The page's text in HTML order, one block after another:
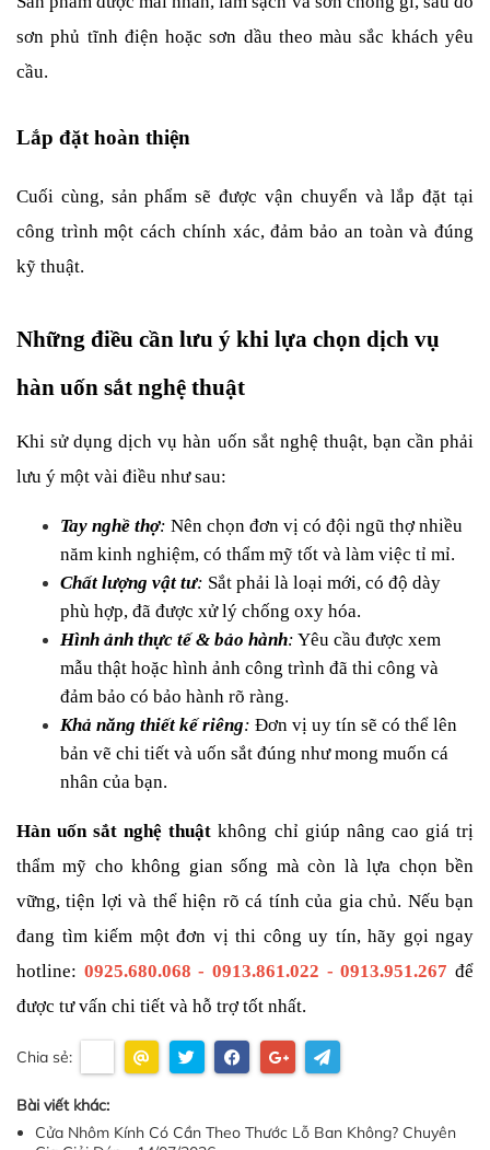
sơn phủ tĩnh điện hoặc sơn dầu theo màu sắc khách yêu
cầu.
Lắp đặt hoàn thiện
Cuối cùng, sản phẩm sẽ được vận chuyển và lắp đặt tại
công trình một cách chính xác, đảm bảo an toàn và đúng
kỹ thuật.
Những điều cần lưu ý khi lựa chọn dịch vụ
hàn uốn sắt nghệ thuật
Khi sử dụng dịch vụ hàn uốn sắt nghệ thuật, bạn cần phải
lưu ý một vài điều như sau:
Tay nghề thợ: Nên chọn đơn vị có đội ngũ thợ nhiều
năm kinh nghiệm, có thẩm mỹ tốt và làm việc tỉ mỉ.
Chất lượng vật tư: Sắt phải là loại mới, có độ dày
phù hợp, đã được xử lý chống oxy hóa.
Hình ảnh thực tế & bảo hành: Yêu cầu được xem
mẫu thật hoặc hình ảnh công trình đã thi công và
đảm bảo có bảo hành rõ ràng.
Khả năng thiết kế riêng: Đơn vị uy tín sẽ có thể lên
bản vẽ chi tiết và uốn sắt đúng như mong muốn cá
nhân của bạn.
Hàn uốn sắt nghệ thuật không chỉ giúp nâng cao giá trị
thẩm mỹ cho không gian sống mà còn là lựa chọn bền
vững, tiện lợi và thể hiện rõ cá tính của gia chủ. Nếu bạn
đang tìm kiếm một đơn vị thi công uy tín, hãy gọi ngay
hotline: 0925.680.068 - 0913.861.022 - 0913.951.267 để
được tư vấn chi tiết và hỗ trợ tốt nhất.
Chia sẻ:
Bài viết khác:
Cửa Nhôm Kính Có Cần Theo Thước Lỗ Ban Không? Chuyên